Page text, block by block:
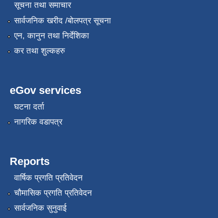
सूचना तथा समाचार
सार्वजनिक खरीद /बोलपत्र सूचना
एन, कानुन तथा निर्देशिका
कर तथा शुल्कहरु
eGov services
घटना दर्ता
नागरिक वडापत्र
Reports
वार्षिक प्रगति प्रतिवेदन
चौमासिक प्रगति प्रतिवेदन
सार्वजनिक सुनुवाई